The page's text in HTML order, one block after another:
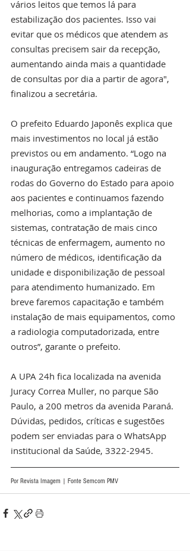
vários leitos que temos lá para
estabilização dos pacientes. Isso vai
evitar que os médicos que atendem as
consultas precisem sair da recepção,
aumentando ainda mais a quantidade
de consultas por dia a partir de agora",
finalizou a secretária.
O prefeito Eduardo Japonês explica que
mais investimentos no local já estão
previstos ou em andamento. “Logo na
inauguração entregamos cadeiras de
rodas do Governo do Estado para apoio
aos pacientes e continuamos fazendo
melhorias, como a implantação de
sistemas, contratação de mais cinco
técnicas de enfermagem, aumento no
número de médicos, identificação da
unidade e disponibilização de pessoal
para atendimento humanizado. Em
breve faremos capacitação e também
instalação de mais equipamentos, como
a radiologia computadorizada, entre
outros”, garante o prefeito.
A UPA 24h fica localizada na avenida
Juracy Correa Muller, no parque São
Paulo, a 200 metros da avenida Paraná.
Dúvidas, pedidos, críticas e sugestões
podem ser enviadas para o WhatsApp
institucional da Saúde, 3322-2945.
Por Revista Imagem | Fonte Semcom PMV